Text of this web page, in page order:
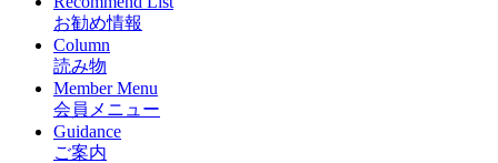
お勧め情報
Column
読み物
Member Menu
会員メニュー
Guidance
ご案内